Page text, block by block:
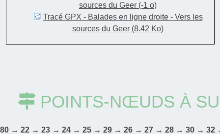
sources du Geer (-1 o)
Tracé GPX - Balades en ligne droite - Vers les
sources du Geer (8.42 Ko)
POINTS-NŒUDS À
80 → 22 → 23 → 24 → 25 → 29 → 26 → 27 → 28 → 30 → 32